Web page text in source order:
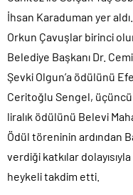
İhsan Karaduman yer
Orkun Çavuşlar birinci
Belediye Başkanı Dr.
Şevki Olgun’a ödülünü
Ceritoğlu Sengel, üçüncü
liralık ödülünü Belevi
Ödül töreninin ardından
verdiği katkılar
heykeli takdim etti.